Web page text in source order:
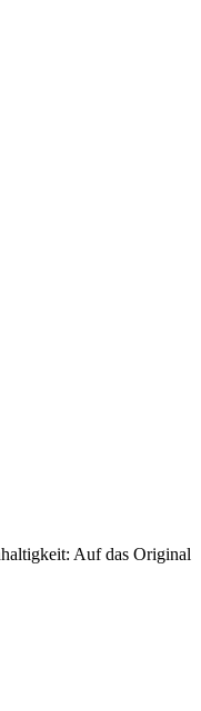
Auf das Original